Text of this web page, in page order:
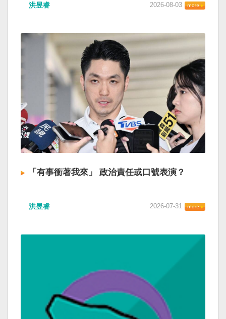
洪昱睿 2026-08-03
「有事衝著我來」 政治責任或口號表演？
洪昱睿 2026-07-31